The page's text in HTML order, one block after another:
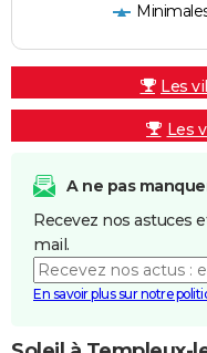
Les
Les
A ne pas
Recevez nos astuces
mail.
En savoir plus sur notre